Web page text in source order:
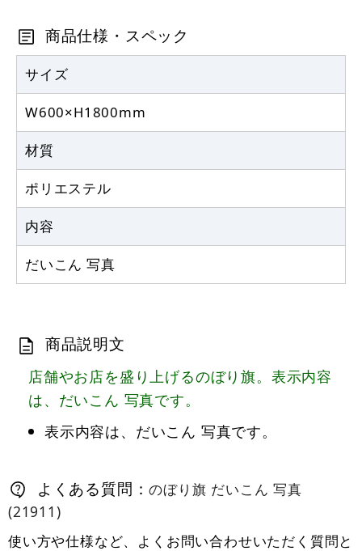
商品仕様・スペック
サイズ
W600×H1800mm
材質
ポリエステル
内容
だいこん 写真
商品説明文
店舗やお店を盛り上げるのぼり旗。表示内容
は、だいこん 写真です。
表示内容は、だいこん 写真です。
よくある質問：のぼり旗 だいこん 写真
(21911)
使い方や仕様など、よくお問い合わせいただく質問と